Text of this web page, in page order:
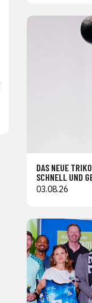
DAS NEUE
SCHNELL UND
03.08.26